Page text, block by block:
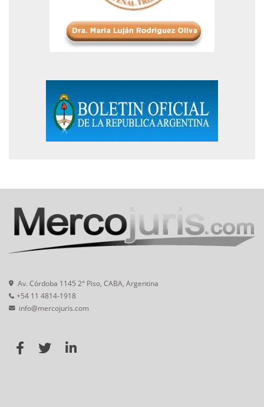
Av. Córdoba 1145 2° Piso, CABA, Argentina
+54 11 4814-1918
info@mercojuris.com